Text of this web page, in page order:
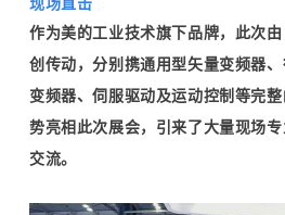
作为美的工业技术旗下品牌，此次
创传动，分别携通用型矢量变频器
变频器、伺服驱动及运动控制等完
势亮相此次展会，引来了大量现场
交流。